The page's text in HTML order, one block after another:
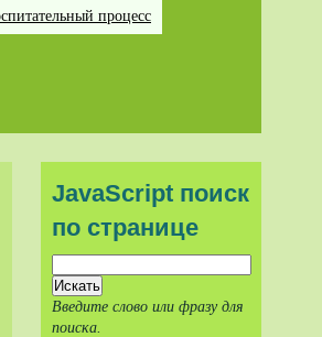
процесс
JavaScript поиск
по странице
Введите слово или фразу для
поиска.